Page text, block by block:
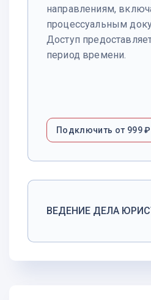
направлениям,
процессуальным
Доступ
период времени.
Подключить от 999 ₽
ВЕДЕНИЕ ДЕЛА